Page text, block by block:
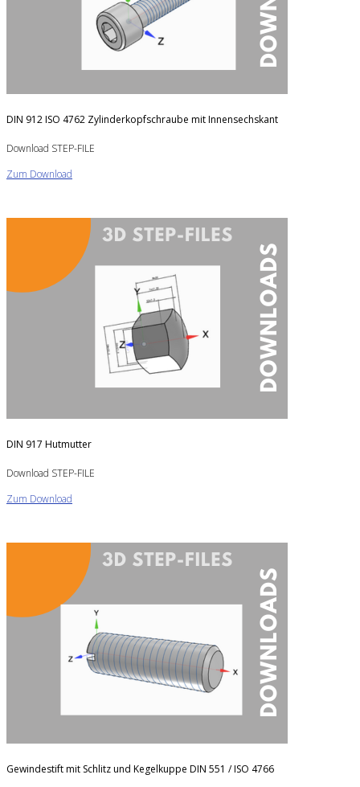
DIN 912 ISO 4762 Zylinderkopfschraube mit Innensechskant
Download STEP-FILE
Zum Download
DIN 917 Hutmutter
Download STEP-FILE
Zum Download
Gewindestift mit Schlitz und Kegelkuppe DIN 551 / ISO 4766